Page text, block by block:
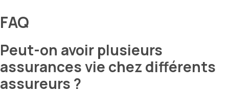
FAQ
Peut-on avoir plusieurs
assurances vie chez différents
assureurs ?